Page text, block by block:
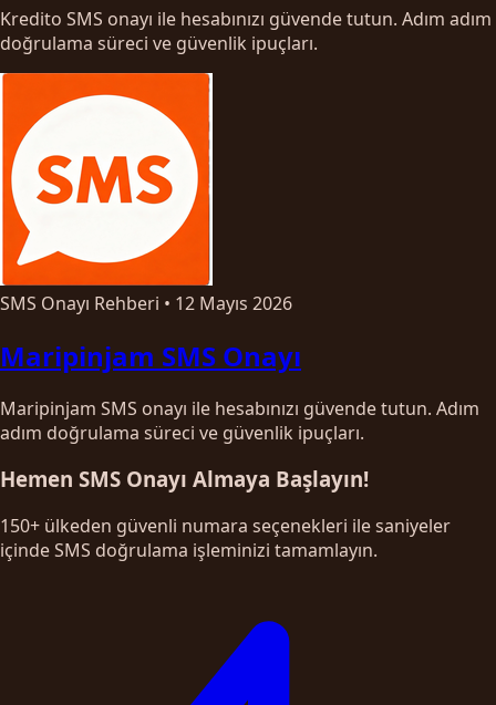
Kredito SMS onayı ile hesabınızı güvende tutun. Adım adım
doğrulama süreci ve güvenlik ipuçları.
SMS Onayı Rehberi • 12 Mayıs 2026
Maripinjam SMS Onayı
Maripinjam SMS onayı ile hesabınızı güvende tutun. Adım
adım doğrulama süreci ve güvenlik ipuçları.
Hemen SMS Onayı Almaya Başlayın!
150+ ülkeden güvenli numara seçenekleri ile saniyeler
içinde SMS doğrulama işleminizi tamamlayın.